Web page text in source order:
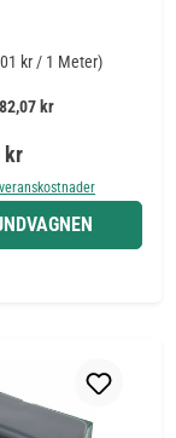
kr / 1 Meter)
kr
kr